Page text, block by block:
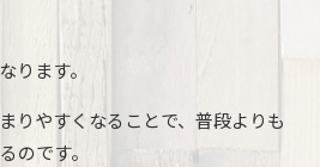
ります。
りやすくなることで、普段よりも
のです。